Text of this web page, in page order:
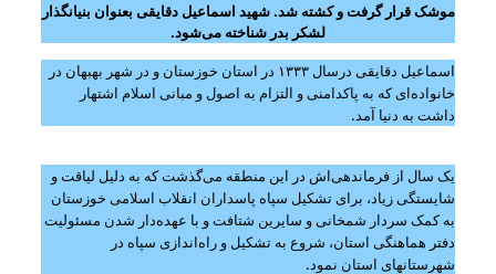
موشک قرار گرفت و کشته شد. شهید اسماعیل دقایقی بعنوان بنیانگذار
لشکر بدر شناخته می‌شود.
اسماعیل دقایقی درسال ۱۳۳۳ در استان خوزستان و در شهر بهبهان در
خانواده‌ای که به پاکدامنی و التزام به اصول و مبانی اسلام اشتهار
داشت به دنیا آمد.
یک سال از فرماندهی‌اش در این منطقه می‌گذشت که به دلیل لیاقت و
شایستگی زیاد، برای تشکیل سپاه پاسداران انقلاب اسلامی خوزستان
به کمک سردار شمخانی و سایرین شتافت و با عهده‌دار شدن مسئولیت
دفتر هماهنگی استان، شروع به تشکیل و راه‌اندازی سپاه در
شهرستانهای استان نمود.